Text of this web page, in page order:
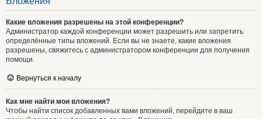
Какие вложения разрешены на этой конференции?
Администратор каждой конференции может разрешить или запретить
определённые типы вложений. Если вы не знаете, какие вложения
разрешены, свяжитесь с администратором конференции для получения
помощи.
Вернуться к началу
Как мне найти мои вложения?
Чтобы найти список добавленных вами вложений, перейдите в ваш